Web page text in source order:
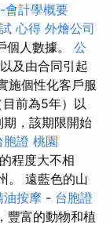
會計學概要
心得 外燴公司
人數據。 公
及由合同引起
施個性化客戶服
目前為5年）以
，該期限開始
胞證 桃園
程度大不相
。 遠藍色的山
油按摩 - 台胞證
豐富的動物和植